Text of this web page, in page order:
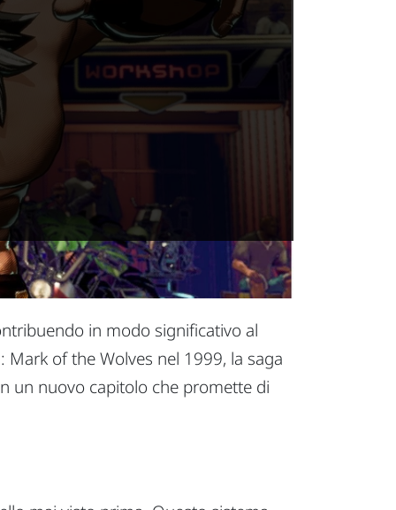
in modo significativo al
Mark of the Wolves nel 1999, la saga
un nuovo capitolo che promette di